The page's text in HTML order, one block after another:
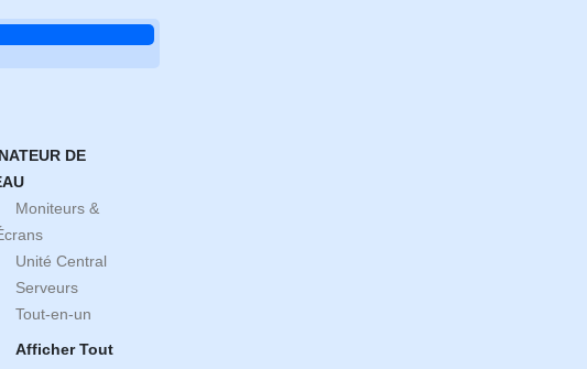
DE
Moniteurs &
Unité Central
Serveurs
Tout-en-un
Afficher Tout